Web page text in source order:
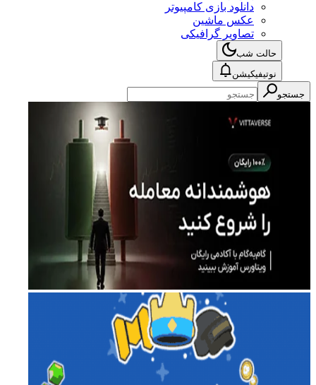
دانلود بازی کامپیوتر
عکس ماشین
تصاویر گرافیکی
حالت شب
نوتیفیکیشن
جستجو